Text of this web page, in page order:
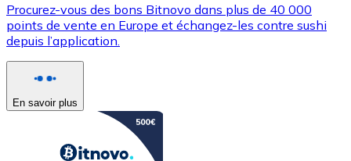
Procurez-vous des bons Bitnovo dans plus de 40 000
points de vente en Europe et échangez-les contre sushi
depuis l’application.
En savoir plus